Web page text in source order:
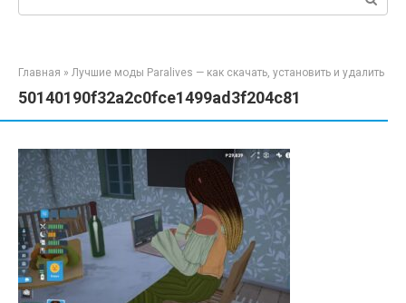
Главная » Лучшие моды Paralives — как скачать, установить и удалить
50140190f32a2c0fce1499ad3f204c81